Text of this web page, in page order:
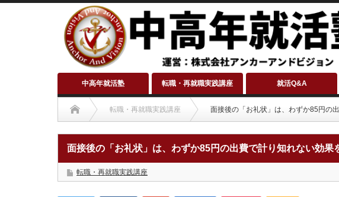
中高年就活塾 転職・再就職実践講座 就活Q&A
転職・再就職実践講座 面接後の「お礼状」は、わずか85円の
面接後の「お礼状」は、わずか85円の出費で計り知れない効果
転職・再就職実践講座